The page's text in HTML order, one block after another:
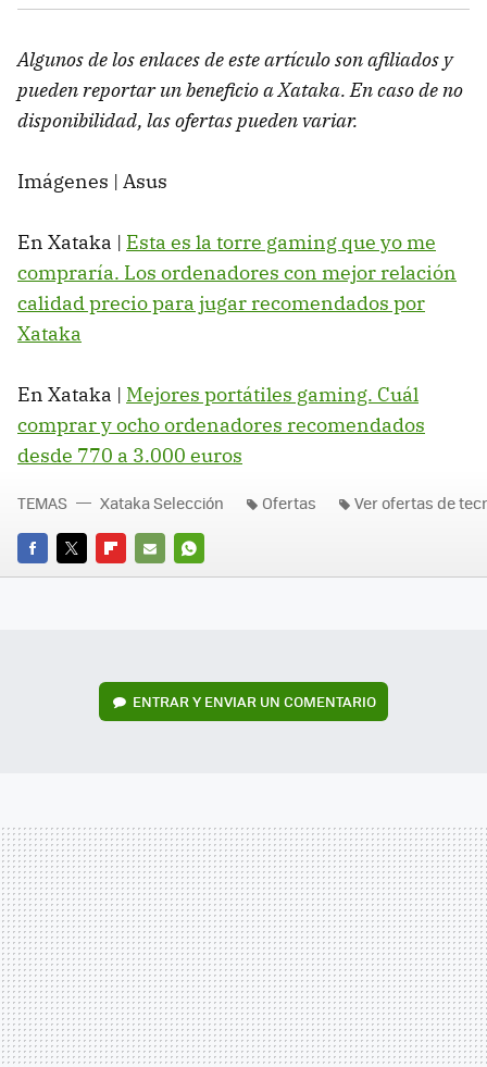
Algunos de los enlaces de este artículo son afiliados y
pueden reportar un beneficio a Xataka. En caso de no
disponibilidad, las ofertas pueden variar.
Imágenes | Asus
En Xataka | Esta es la torre gaming que yo me
compraría. Los ordenadores con mejor relación
calidad precio para jugar recomendados por
Xataka
En Xataka | Mejores portátiles gaming. Cuál
comprar y ocho ordenadores recomendados
desde 770 a 3.000 euros
FACEBOOK
TWITTERFLIPBOARD
E-
WHATSAPP
TEMAS Xataka Selección Ofertas Ver ofertas de
ENTRAR Y ENVIAR UN COMENTARIO